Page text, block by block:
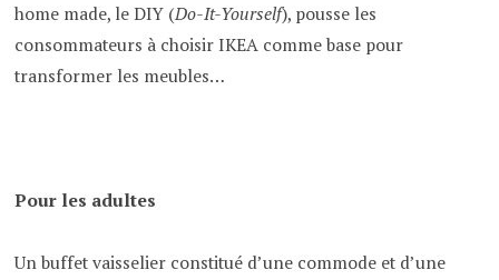
home made, le DIY (Do-It-Yourself), pousse les
consommateurs à choisir IKEA comme base pour
transformer les meubles…
Pour les adultes
Un buffet vaisselier constitué d’une commode et d’une